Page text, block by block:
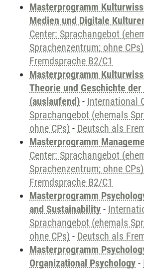
Masterprogramm
Medien und Digitale
Center: Sprachangebot
Sprachenzentrum; ohne CPs)
Fremdsprache B2/C1
Masterprogramm
Theorie und Geschichte der
(auslaufend) - International
Sprachangebot (ehemals
ohne CPs) - Deutsch als
Masterprogramm
Center: Sprachangebot
Sprachenzentrum; ohne CPs)
Fremdsprache B2/C1
Masterprogramm
and Sustainability -
Sprachangebot (ehemals
ohne CPs) - Deutsch als
Masterprogramm
Organizational Psychology -